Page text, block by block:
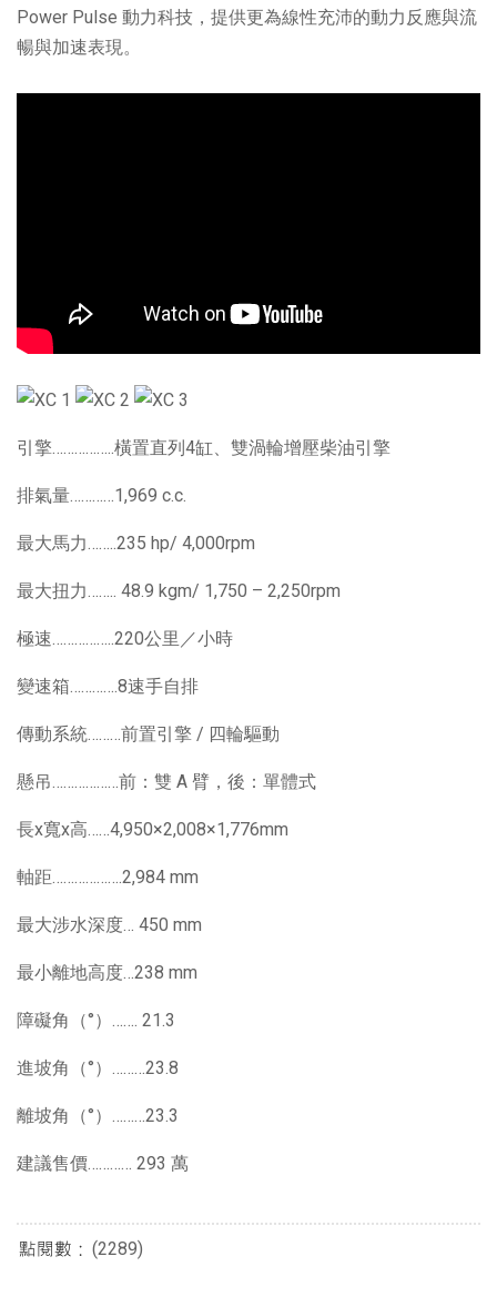
Power Pulse 動力科技，提供更為線性充沛的動力反應與流
暢與加速表現。
引擎……………..橫置直列4缸、雙渦輪增壓柴油引擎
排氣量…………1,969 c.c.
最大馬力……..235 hp/ 4,000rpm
最大扭力…….. 48.9 kgm/ 1,750 – 2,250rpm
極速……………..220公里／小時
變速箱………….8速手自排
傳動系統………前置引擎 / 四輪驅動
懸吊………………前：雙 A 臂，後：單體式
長x寬x高……4,950×2,008×1,776mm
軸距……………….2,984 mm
最大涉水深度… 450 mm
最小離地高度…238 mm
障礙角（°）……. 21.3
進坡角（°）………23.8
離坡角（°）………23.3
建議售價………… 293 萬
(2289)